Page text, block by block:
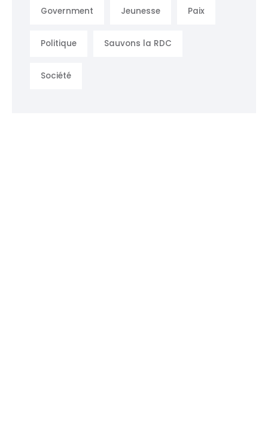
Government Jeunesse Paix
Politique Sauvons la RDC
Société